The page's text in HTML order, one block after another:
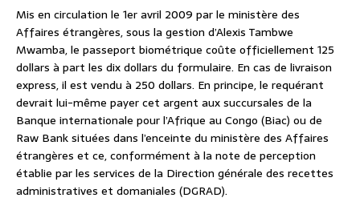
Mis en circulation le 1er avril 2009 par le ministère des
Affaires étrangères, sous la gestion d’Alexis Tambwe
Mwamba, le passeport biométrique coûte officiellement 125
dollars à part les dix dollars du formulaire. En cas de livraison
express, il est vendu à 250 dollars. En principe, le requérant
devrait lui-même payer cet argent aux succursales de la
Banque internationale pour l’Afrique au Congo (Biac) ou de
Raw Bank situées dans l’enceinte du ministère des Affaires
étrangères et ce, conformément à la note de perception
établie par les services de la Direction générale des recettes
administratives et domaniales (DGRAD).